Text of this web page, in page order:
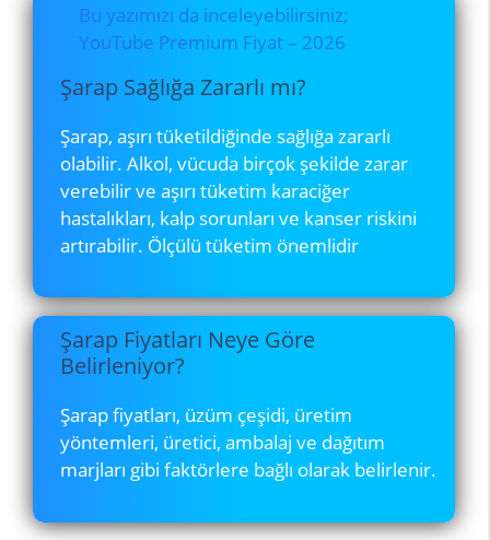
Bu yazımızı da inceleyebilirsiniz;
YouTube Premium Fiyat – 2026
Şarap Sağlığa Zararlı mı?
Şarap, aşırı tüketildiğinde sağlığa zararlı
olabilir. Alkol, vücuda birçok şekilde zarar
verebilir ve aşırı tüketim karaciğer
hastalıkları, kalp sorunları ve kanser riskini
artırabilir. Ölçülü tüketim önemlidir
Şarap Fiyatları Neye Göre
Belirleniyor?
Şarap fiyatları, üzüm çeşidi, üretim
yöntemleri, üretici, ambalaj ve dağıtım
marjları gibi faktörlere bağlı olarak belirlenir.